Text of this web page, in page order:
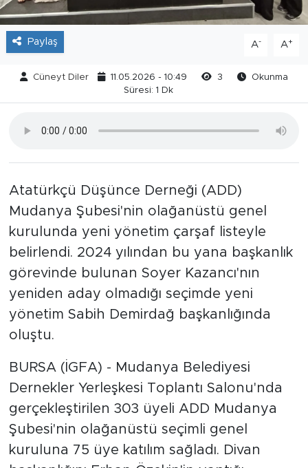
Paylaş A- A+
Cüneyt Diler 11.05.2026 - 10:49 3
Okunma
Süresi: 1 Dk
Atatürkçü Düşünce Derneği (ADD)
Mudanya Şubesi'nin olağanüstü genel
kurulunda yeni yönetim çarşaf listeyle
belirlendi. 2024 yılından bu yana başkanlık
görevinde bulunan Soyer Kazancı'nın
yeniden aday olmadığı seçimde yeni
yönetim Sabih Demirdağ başkanlığında
oluştu.
BURSA (İGFA) - Mudanya Belediyesi
Dernekler Yerleşkesi Toplantı Salonu'nda
gerçekleştirilen 303 üyeli ADD Mudanya
Şubesi'nin olağanüstü seçimli genel
kuruluna 75 üye katılım sağladı. Divan